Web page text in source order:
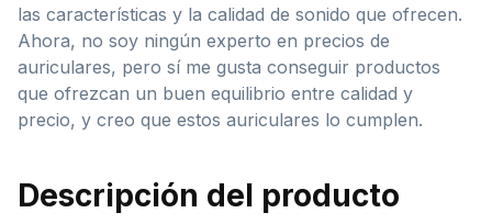
las características y la calidad de sonido que ofrecen.
Ahora, no soy ningún experto en precios de
auriculares, pero sí me gusta conseguir productos
que ofrezcan un buen equilibrio entre calidad y
precio, y creo que estos auriculares lo cumplen.
Descripción del producto